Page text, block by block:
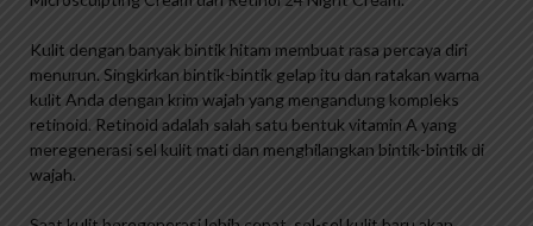
Kulit dengan banyak bintik hitam membuat rasa percaya diri
menurun. Singkirkan bintik-bintik gelap itu dan ratakan warna
kulit Anda dengan krim wajah yang mengandung kompleks
retinoid. Retinoid adalah salah satu bentuk vitamin A yang
meregenerasi sel kulit mati dan menghilangkan bintik-bintik di
wajah.